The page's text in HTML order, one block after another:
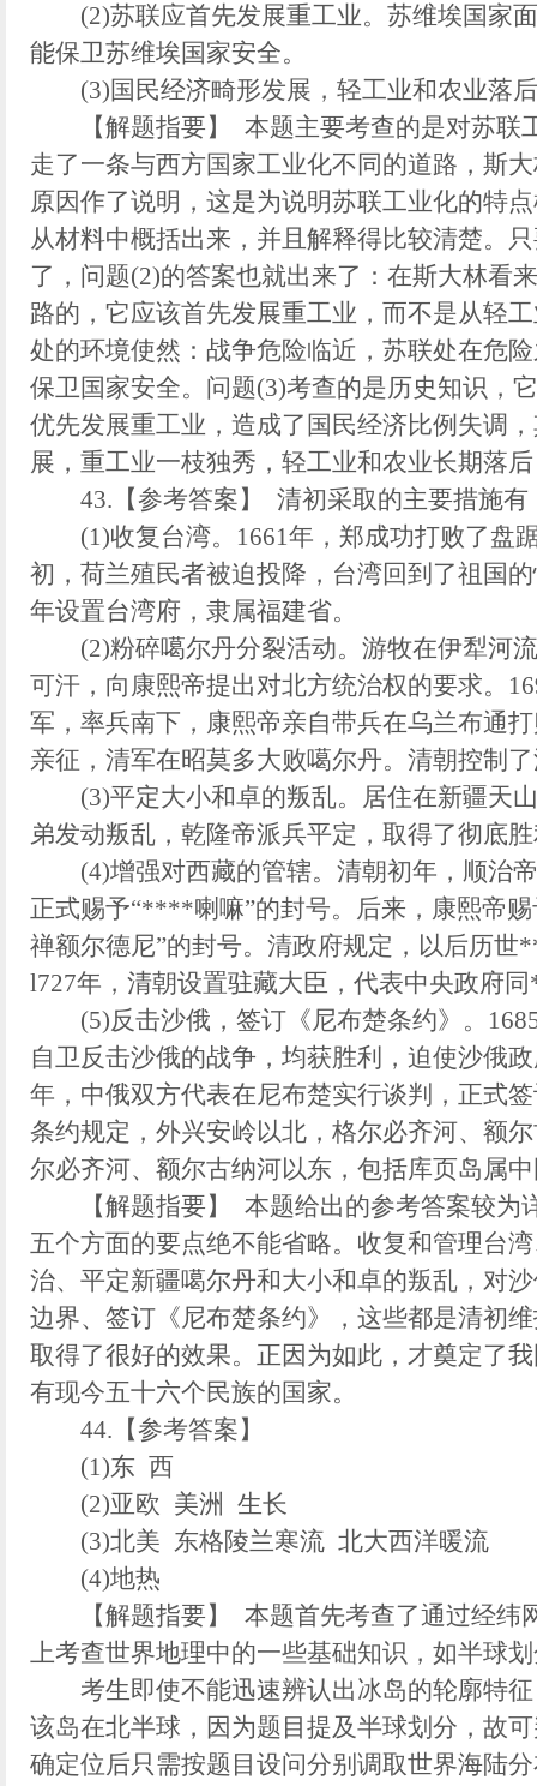
(2)苏联应首先发展重工业。苏维埃国家面
能保卫苏维埃国家安全。
(3)国民经济畸形发展，轻工业和农业落后
【解题指要】 本题主要考查的是对苏联
走了一条与西方国家工业化不同的道路，斯
原因作了说明，这是为说明苏联工业化的特
从材料中概括出来，并且解释得比较清楚。
了，问题(2)的答案也就出来了：在斯大林看
路的，它应该首先发展重工业，而不是从轻
处的环境使然：战争危险临近，苏联处在危
保卫国家安全。问题(3)考查的是历史知识，
优先发展重工业，造成了国民经济比例失调
展，重工业一枝独秀，轻工业和农业长期落
43.【参考答案】 清初采取的主要措施有
(1)收复台湾。1661年，郑成功打败了盘
初，荷兰殖民者被迫投降，台湾回到了祖国
年设置台湾府，隶属福建省。
(2)粉碎噶尔丹分裂活动。游牧在伊犁河流
可汗，向康熙帝提出对北方统治权的要求。
军，率兵南下，康熙帝亲自带兵在乌兰布通
亲征，清军在昭莫多大败噶尔丹。清朝控制
(3)平定大小和卓的叛乱。居住在新疆天山
弟发动叛乱，乾隆帝派兵平定，取得了彻底
(4)增强对西藏的管辖。清朝初年，顺治
正式赐予“****喇嘛”的封号。后来，康熙帝
禅额尔德尼”的封号。清政府规定，以后历
l727年，清朝设置驻藏大臣，代表中央政府
(5)反击沙俄，签订《尼布楚条约》。
自卫反击沙俄的战争，均获胜利，迫使沙俄
年，中俄双方代表在尼布楚实行谈判，正式
条约规定，外兴安岭以北，格尔必齐河、额
尔必齐河、额尔古纳河以东，包括库页岛属
【解题指要】 本题给出的参考答案较为
五个方面的要点绝不能省略。收复和管理台
治、平定新疆噶尔丹和大小和卓的叛乱，对
边界、签订《尼布楚条约》，这些都是清初
取得了很好的效果。正因为如此，才奠定了
有现今五十六个民族的国家。
44.【参考答案】
(1)东 西
(2)亚欧 美洲 生长
(3)北美 东格陵兰寒流 北大西洋暖流
(4)地热
【解题指要】 本题首先考查了通过经纬
上考查世界地理中的一些基础知识，如半球
考生即使不能迅速辨认出冰岛的轮廓特征
该岛在北半球，因为题目提及半球划分，故
确定位后只需按题目设问分别调取世界海陆